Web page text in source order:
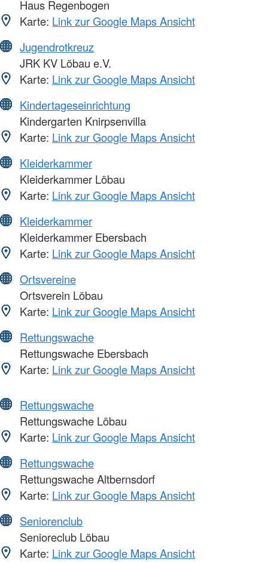
Haus Regenbogen
Karte: Link zur Google Maps Ansicht
Jugendrotkreuz
JRK KV Löbau e.V.
Karte: Link zur Google Maps Ansicht
Kindertageseinrichtung
Kindergarten Knirpsenvilla
Karte: Link zur Google Maps Ansicht
Kleiderkammer
Kleiderkammer Löbau
Karte: Link zur Google Maps Ansicht
Kleiderkammer
Kleiderkammer Ebersbach
Karte: Link zur Google Maps Ansicht
Ortsvereine
Ortsverein Löbau
Karte: Link zur Google Maps Ansicht
Rettungswache
Rettungswache Ebersbach
Karte: Link zur Google Maps Ansicht
Rettungswache
Rettungswache Löbau
Karte: Link zur Google Maps Ansicht
Rettungswache
Rettungswache Altbernsdorf
Karte: Link zur Google Maps Ansicht
Seniorenclub
Senioreclub Löbau
Karte: Link zur Google Maps Ansicht